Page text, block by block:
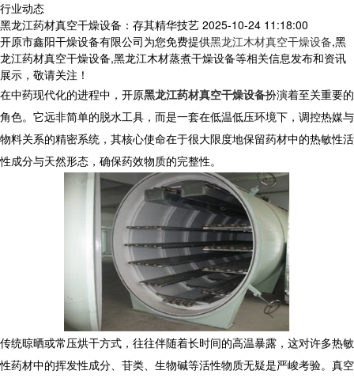
行业动态
黑龙江药材真空干燥设备：存其精华技艺 2025-10-24 11:18:00
开原市鑫阳干燥设备有限公司为您免费提供黑龙江木材真空干燥设备,黑
龙江药材真空干燥设备,黑龙江木材蒸煮干燥设备等相关信息发布和资讯
展示，敬请关注！
在中药现代化的进程中，开原黑龙江药材真空干燥设备扮演着至关重要的
角色。它远非简单的脱水工具，而是一套在低温低压环境下，调控热媒与
物料关系的精密系统，其核心使命在于很大限度地保留药材中的热敏性活
性成分与天然形态，确保药效物质的完整性。
传统晾晒或常压烘干方式，往往伴随着长时间的高温暴露，这对许多热敏
性药材中的挥发性成分、苷类、生物碱等活性物质无疑是严峻考验。真空